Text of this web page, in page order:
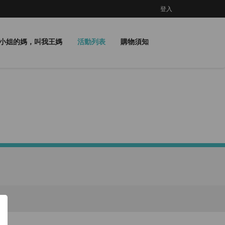
登入
姐的媽，叫我王媽 活動列表 購物須知